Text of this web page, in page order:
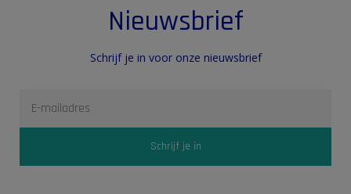
Nieuwsbrief
Schrijf je in voor onze nieuwsbrief